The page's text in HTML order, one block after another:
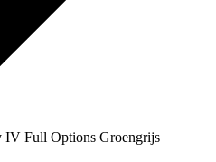
IV Full Options Groengrijs